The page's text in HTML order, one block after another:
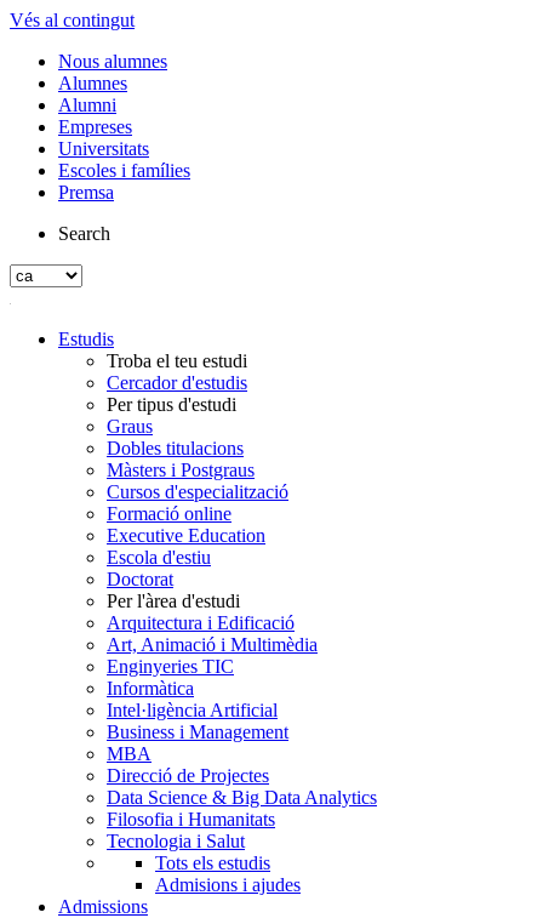
Vés al contingut
Nous alumnes
Alumnes
Alumni
Empreses
Universitats
Escoles i famílies
Premsa
Search
Estudis
Troba el teu estudi
Cercador d'estudis
Per tipus d'estudi
Graus
Dobles titulacions
Màsters i Postgraus
Cursos d'especialització
Formació online
Executive Education
Escola d'estiu
Doctorat
Per l'àrea d'estudi
Arquitectura i Edificació
Art, Animació i Multimèdia
Enginyeries TIC
Informàtica
Intel·ligència Artificial
Business i Management
MBA
Direcció de Projectes
Data Science & Big Data Analytics
Filosofia i Humanitats
Tecnologia i Salut
Tots els estudis
Admisions i ajudes
Admissions